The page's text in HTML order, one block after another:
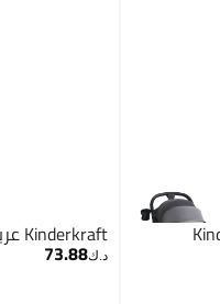
Kinderkraft عربة أطفال أبينو - رمادي حمامة
د.ك‏73.88